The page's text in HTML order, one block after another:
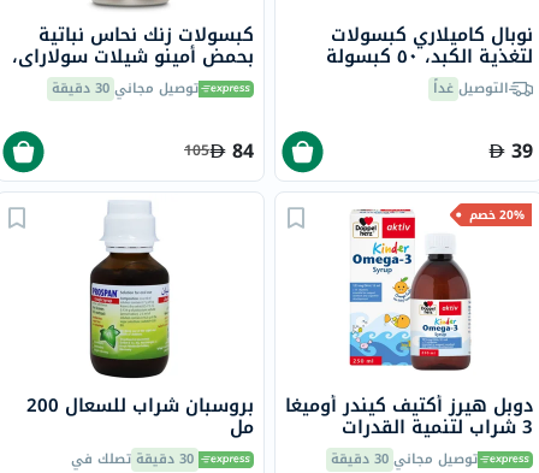
نوبال كاميلاري كبسولات
لتغذية الكبد، ٥٠ كبسولة
التوصيلغداً
39
كبسولات زنك نحاس نباتية
بحمض أمينو شيلات سولاراي،
100 كبسولة توصيل مجاني30 دقيقة
84
105
20% خصم
دوبل هيرز أكتيف كيندر أوميغا
3 شراب لتنمية القدرات
الإدراكية للأطفال 250 مل
توصيل مجاني30 دقيقة
بروسبان شراب للسعال 200
مل
30 دقيقة تصلك في